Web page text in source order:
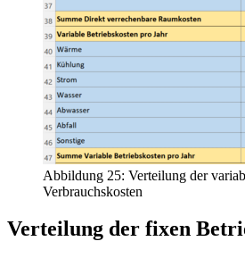
Abbildung 25: Verteilung der
Verbrauchskosten
Verteilung der fixen